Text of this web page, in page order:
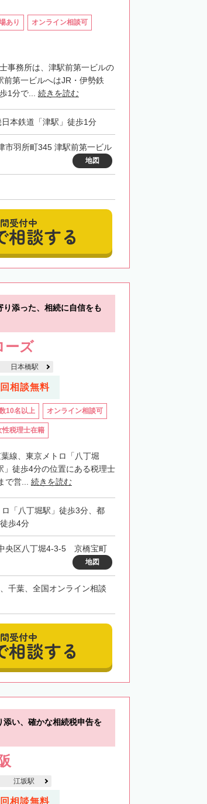
あり オンライン相談可
事務所は、津駅前第一ビルの
第一ビルへはJR・伊勢鉄
1分で... 続きを読む
本鉄道「津駅」徒歩1分
市羽所町345 津駅前第一ビル
地図
受付中
相談する
り添った、相続に自信をも
ーズ
日本橋駅
相談無料
10名以上 オンライン相談可
性税理士在籍
線、東京メトロ「八丁堀
」徒歩4分の位置にある税理士
で営... 続きを読む
「八丁堀駅」徒歩3分、都
歩4分
央区八丁堀4-3-5 京橋宝町
地図
千葉、全国オンライン相談
受付中
相談する
添い、確かな相続税申告を
江坂駅
相談無料